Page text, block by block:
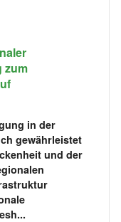
zum
in der
gewährleistet
und der